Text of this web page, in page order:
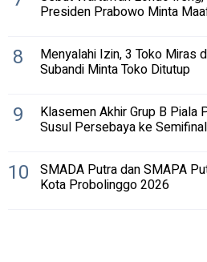
Presiden Prabowo Minta
8 Menyalahi Izin, 3 Toko Miras
Subandi Minta Toko Ditutup
9 Klasemen Akhir Grup B Piala
Susul Persebaya ke Semifinal
10 SMADA Putra dan SMAPA
Kota Probolinggo 2026